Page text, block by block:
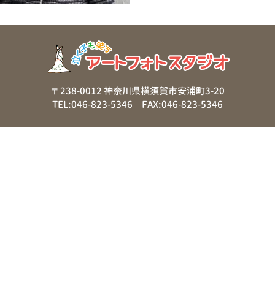
〒238-0012 神奈川県横須賀市安浦町3-20
TEL:046-823-5346 FAX:046-823-5346